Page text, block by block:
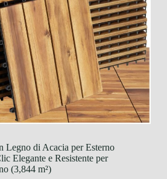
Legno di Acacia per Esterno
Elegante e Resistente per
(3,844 m²)